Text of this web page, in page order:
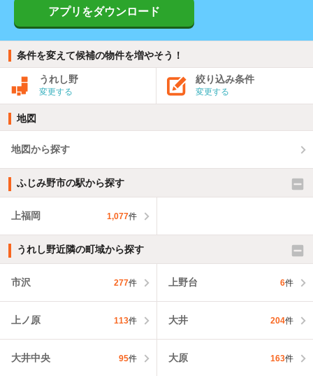
アプリをダウンロード
条件を変えて候補の物件を増やそう！
うれし野
変更する
絞り込み条件
変更する
地図
地図から探す
ふじみ野市の駅から探す
上福岡 1,077件
うれし野近隣の町域から探す
市沢 277件 上野台 6件
上ノ原 113件 大井 204件
大井中央 95件 大原 163件